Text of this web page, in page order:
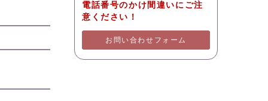
電話番号のかけ間違いにご注
意ください！
お問い合わせフォーム